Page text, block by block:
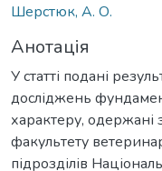
Шерстюк, А. О.
Анотація
У статті подані
досліджень
характеру, одержані
факультету
підрозділів